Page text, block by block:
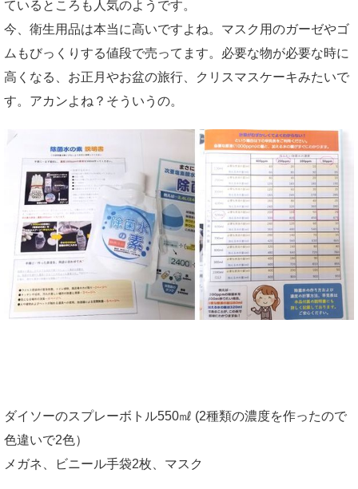
ているところも人気のようです。
今、衛生用品は本当に高いですよね。マスク用のガーゼやゴ
ムもびっくりする値段で売ってます。必要な物が必要な時に
高くなる、お正月やお盆の旅行、クリスマスケーキみたいで
す。アカンよね？そういうの。
ダイソーのスプレーボトル550㎖ (2種類の濃度を作ったので
色違いで2色）
メガネ、ビニール手袋2枚、マスク